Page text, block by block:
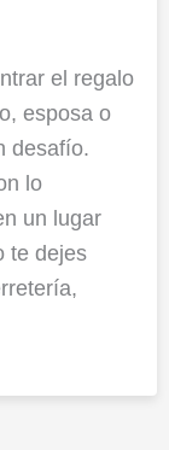
el regalo
esposa o
desafío.
lo
un lugar
te dejes